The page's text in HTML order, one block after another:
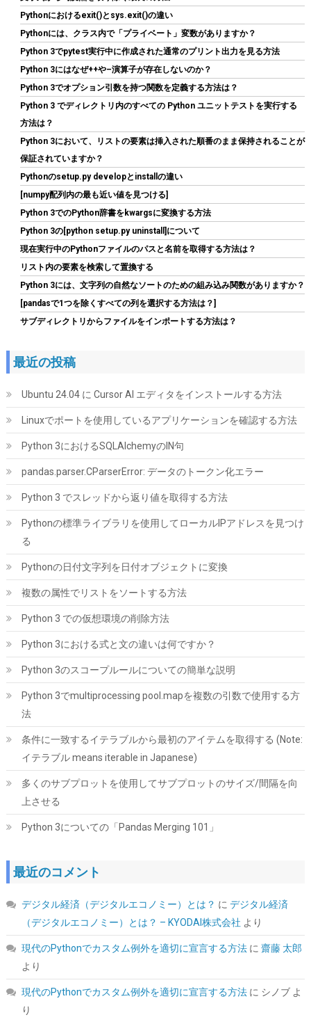
AMD CPU Ryzen 7 9800X3D W/O Cooler 100-100001084WOF
CP1640
(5485966) GBP 337.47 (2026-08-07 04:03 GMT +09:00 時点 -詳細
はこちら
玄人志向 電源ユニット 600W ATX 電源 80 PLUS スタンダード PC
電源 12cm静音ファン KRPW-L5-600W/80+/REV2.0
(542182) GBP 17.67
こちら
ORICO M.2 NVMe SSD 外付けケース USB 3.2 Gen2 10Gbps高速
データ転送 NVMe/PCIE 対応2230/2242/2260/2280 SSD ケース
材質 黑 M2PV-BK
( 539766) GBP 10.07 (2026-08-07 04:03 GMT +09:00 時点 -
こちら)
KingSpec SSD 1TB SATAIII 6Gb/s 2.5インチ内蔵SSD 最大読込
570MB/s 3D NAND メーカー保証3年
( 5434010 ) GBP 91.53 (2026-08-07 04:03 GMT +09:00 時点 -詳細は
こちら
Biwin NV7400 1TB SSD NVMe2.0 M.2 Type 2280 PCIe Gen4×4 最
大読込：7450MB/s (R:7450MB/s、W:6500MB/s) 内蔵SSD 高耐
( 546825 ) GBP 134.93 (2026-08-07 04:03 GMT +09:00 時点 -
こちら)
Pythonにおけるexit()とsys.exit()の違い
Pythonには、クラス内で「プライベート」変数がありますか？
Python 3でpytest実行中に作成された通常のプリント出力を見る方法
Python 3にはなぜ++や–演算子が存在しないのか？
Python 3でオプション引数を持つ関数を定義する方法は？
Python 3 でディレクトリ内のすべての Python ユニットテストを実行する
方法は？
Python 3において、リストの要素は挿入された順番のまま保持されることが
保証されていますか？
Pythonのsetup.py developとinstallの違い
[numpy配列内の最も近い値を見つける]
Python 3でのPython辞書をkwargsに変換する方法
Python 3の[python setup.py uninstall]について
現在実行中のPythonファイルのパスと名前を取得する方法は？
リスト内の要素を検索して置換する
Python 3には、文字列の自然なソートのための組み込み関数がありますか？
[pandasで1つを除くすべての列を選択する方法は？]
サブディレクトリからファイルをインポートする方法は？
最近の投稿
Ubuntu 24.04 に Cursor AI エディタをインストールする方法
Linuxでポートを使用しているアプリケーションを確認する方法
Python 3におけるSQLAlchemyのIN句
pandas.parser.CParserError: データのトークン化エラー
Python 3 でスレッドから返り値を取得する方法
Pythonの標準ライブラリを使用してローカルIPアドレスを見つけ
る
Pythonの日付文字列を日付オブジェクトに変換
複数の属性でリストをソートする方法
Python 3 での仮想環境の削除方法
Python 3における式と文の違いは何ですか？
Python 3のスコープルールについての簡単な説明
Python 3でmultiprocessing pool.mapを複数の引数で使用する方
法
条件に一致するイテラブルから最初のアイテムを取得する (Note:
イテラブル means iterable in Japanese)
多くのサブプロットを使用してサブプロットのサイズ/間隔を向
上させる
Python 3についての「Pandas Merging 101」
最近のコメント
デジタル経済（デジタルエコノミー）とは？ に デジタル経済
（デジタルエコノミー）とは？ – KYODAI株式会社 より
現代のPythonでカスタム例外を適切に宣言する方法に 齋藤 太郎
より
現代のPythonでカスタム例外を適切に宣言する方法に シノブよ
り